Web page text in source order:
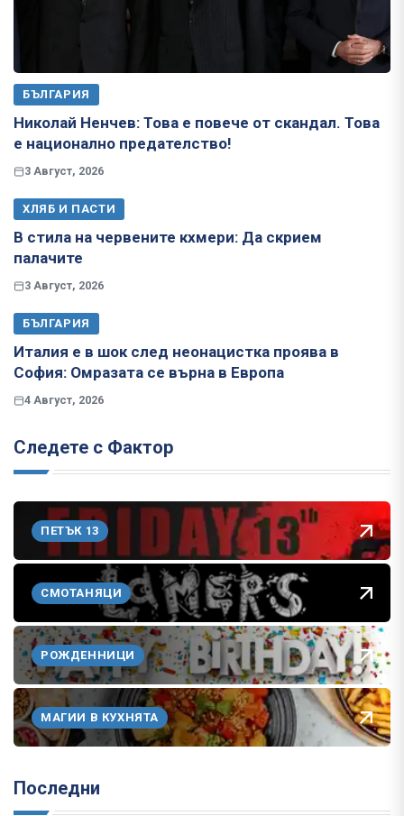
БЪЛГАРИЯ
Николай Ненчев: Това е повече от скандал. Това
е национално предателство!
3 Август, 2026
ХЛЯБ И ПАСТИ
В стила на червените кхмери: Да скрием
палачите
3 Август, 2026
БЪЛГАРИЯ
Италия е в шок след неонацистка проява в
София: Омразата се върна в Европа
4 Август, 2026
Следете с Фактор
ПЕТЪК 13
СМОТАНЯЦИ
РОЖДЕННИЦИ
МАГИИ В КУХНЯТА
Последни